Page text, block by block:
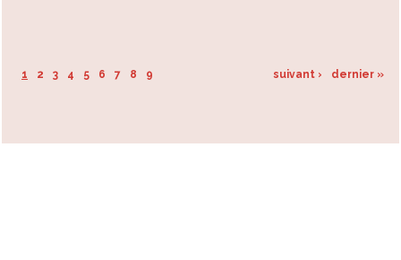
1 2 3 4 5 6 7 8 9 suivant › dernier »